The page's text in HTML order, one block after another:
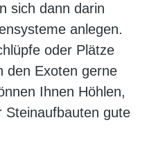
sich dann darin
anlegen.
oder Plätze
den Exoten gerne
Ihnen Höhlen,
Steinaufbauten gute